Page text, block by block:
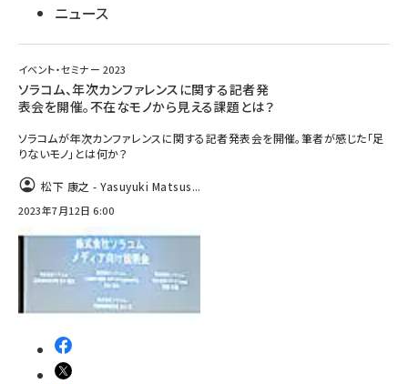
ニュース
イベント・セミナー 2023
ソラコム、年次カンファレンスに関する記者発
表会を開催。不在なモノから見える課題とは？
ソラコムが年次カンファレンスに関する記者発表会を開催。筆者が感じた「足
りないモノ」とは何か？
松下 康之 - Yasuyuki Matsus...
2023年7月12日 6:00